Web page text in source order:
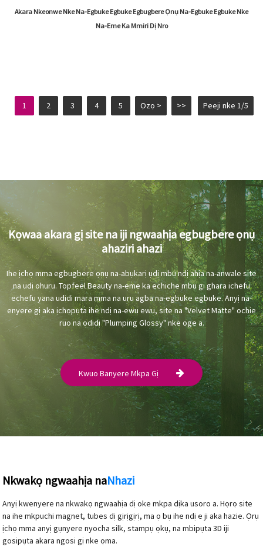
Akara Nkeonwe Nke Na-Egbuke Egbuke Egbugbere Ọnụ Na-Egbuke Egbuke Nke
Na-Eme Ka Mmiri Dị Nro
1 2 3 4 5 Ọzọ > >> Peeji nke 1/5
Kọwaa akara gị site na iji ngwaahịa egbugbere ọnụ
ahaziri ahazi
Ihe ịchọ mma egbugbere ọnụ na-abụkarị ụdị mbụ ndị ahịa na-anwale site
na ụdị ọhụrụ. Topfeel Beauty na-eme ka echiche mbụ gị ghara ichefu
echefu yana udidi mara mma na uru agba na-egbuke egbuke. Anyị na-
enyere gị aka ịchọpụta ihe ndị na-ewu ewu, site na "Velvet Matte" ochie
ruo na ọdịdị "Plumping Glossy" nke oge a.
Kwuo Banyere Mkpa Gị
Nkwakọ ngwaahịa naNhazi
Anyị kwenyere na nkwakọ ngwaahịa dị oke mkpa dịka usoro a. Họrọ site
na ihe mkpuchi magnet, tubes dị gịrịgịrị, ma ọ bụ ihe ndị e ji aka hazie. Ọrụ
ịchọ mma anyị gụnyere nyocha silk, stampụ ọkụ, na mbipụta 3D iji
gosipụta akara ngosi gị nke ọma.